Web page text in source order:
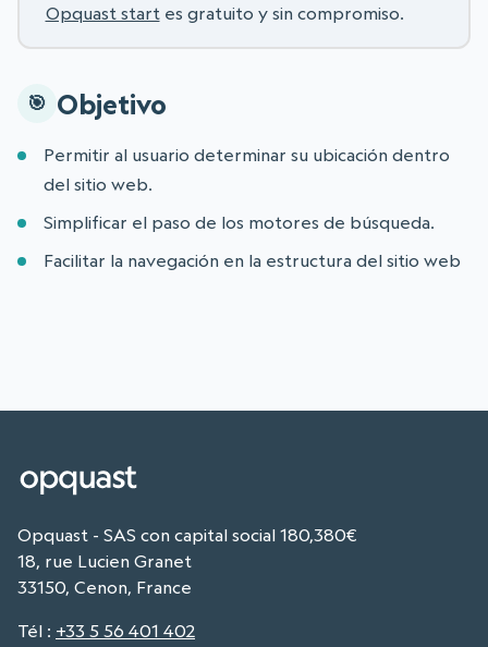
Opquast startes gratuito y sin compromiso.
Objetivo
Permitir al usuario determinar su ubicación dentro
del sitio web.
Simplificar el paso de los motores de búsqueda.
Facilitar la navegación en la estructura del sitio web
Opquast - SAS con capital social 180,380€
18, rue Lucien Granet
33150, Cenon, France
Tél : +33 5 56 401 402